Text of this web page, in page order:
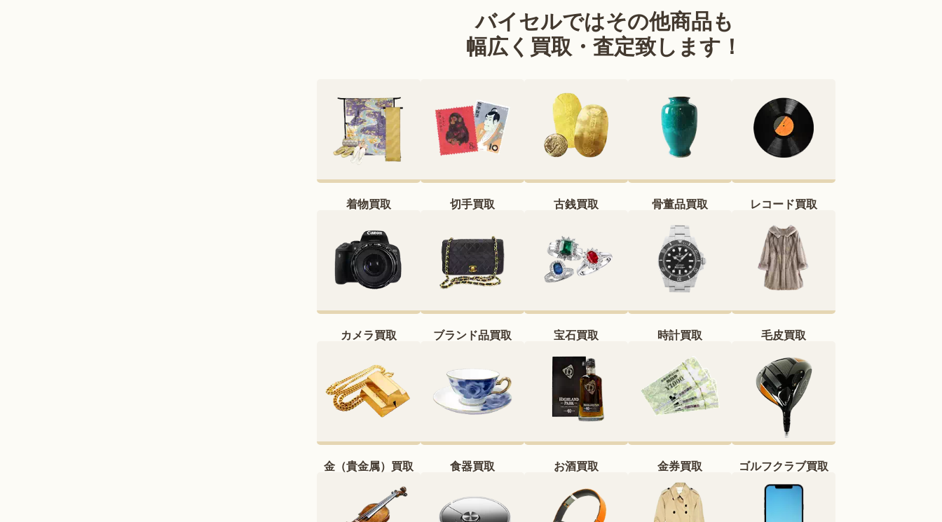
バイセルではその他商品も
幅広く買取・査定致します！
着物買取 切手買取 古銭買取 骨董品買取 レコード買取
カメラ買取 ブランド品買取 宝石買取 時計買取 毛皮買取
金（貴金属）買取 食器買取 お酒買取 金券買取 ゴルフクラブ買取